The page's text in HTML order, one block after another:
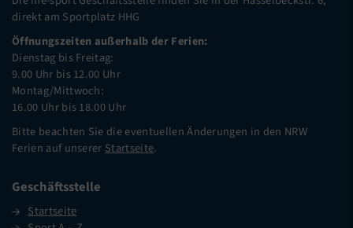
direkt am Sportplatz HHG
Öffnungszeiten außerhalb der Ferien:
Dienstag bis Freitag:
9.00 Uhr bis 12.00 Uhr
Montag/Mittwoch:
16.00 Uhr bis 18.00 Uhr
Bitte beachten Sie die eventuellen Änderungen in den NRW
Ferien auf unserer Startseite.
Geschäftsstelle
Startseite